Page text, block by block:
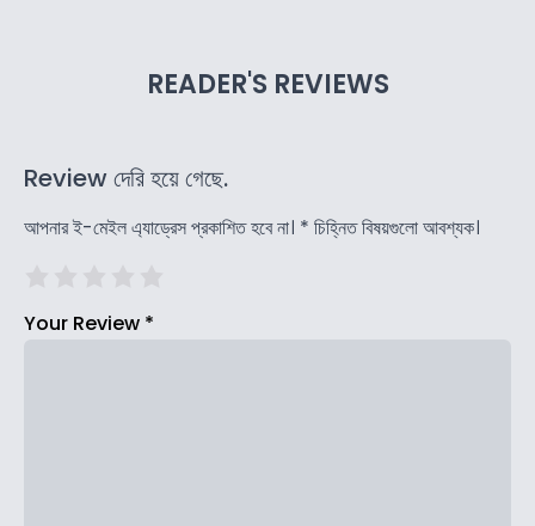
READER'S REVIEWS
Review দেরি হয়ে গেছে.
আপনার ই-মেইল এ্যাড্রেস প্রকাশিত হবে না। * চিহ্নিত বিষয়গুলো আবশ্যক।
Your Review *